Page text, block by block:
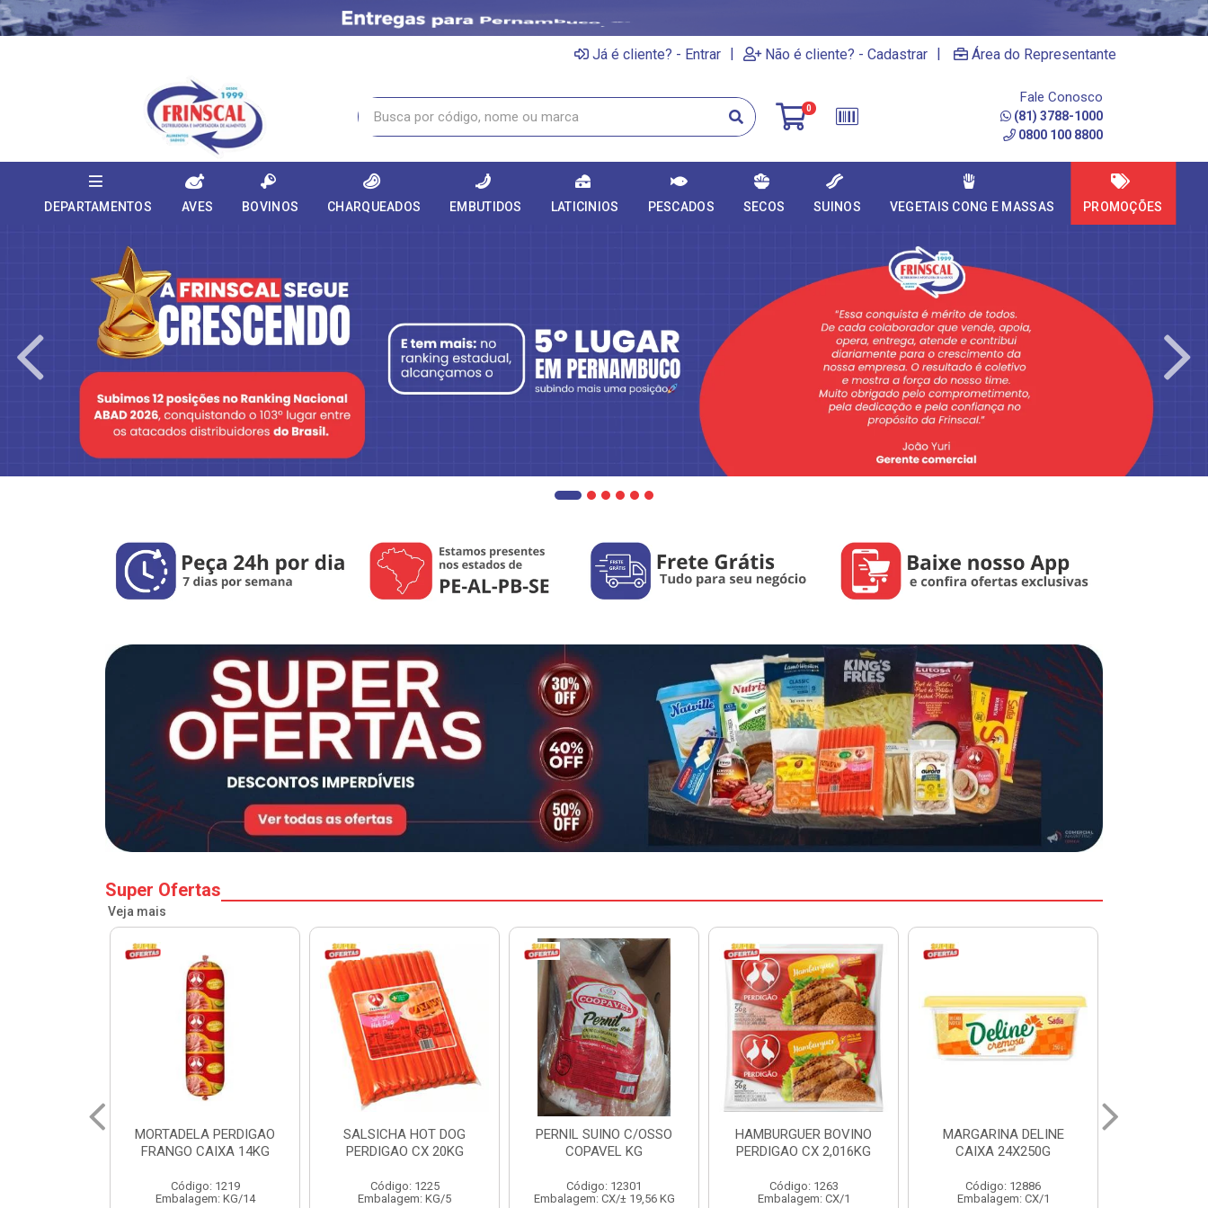
Já é cliente? - Entrar | Não é cliente? - Cadastrar | Área do Representante
0
Fale Conosco
(81) 3788-1000
0800 100 8800
DEPARTAMENTOS AVES BOVINOS CHARQUEADOS EMBUTIDOS LATICINIOS PESCADOS SECOS SUINOS VEGETAIS CONG E MASSAS PROMOÇÕES
Super Ofertas
Veja mais
SALSICHA HOT DOG
PERDIGAO CX 20KG
Código: 1225
Embalagem: KG/5
PERNIL SUINO C/OSSO
COPAVEL KG
Código: 12301
Embalagem: CX/± 19,56 KG
HAMBURGUER BOVINO
PERDIGAO CX 2,016KG
Código: 1263
Embalagem: CX/1
MARGARINA DELINE
CAIXA 24X250G
Código: 12886
Embalagem: CX/1
MARGARINA DELINE
CAIXA 12X500G
Código: 12887
Embalagem: CX/1